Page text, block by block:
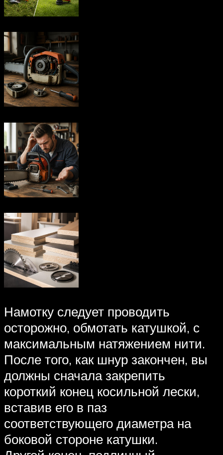
Намотку следует проводить
осторожно, обмотать катушкой, с
максимальным натяжением нити.
После того, как шнур закончен, вы
должны сначала закрепить
короткий конец косильной лески,
вставив его в паз
соответствующего диаметра на
боковой стороне катушки.